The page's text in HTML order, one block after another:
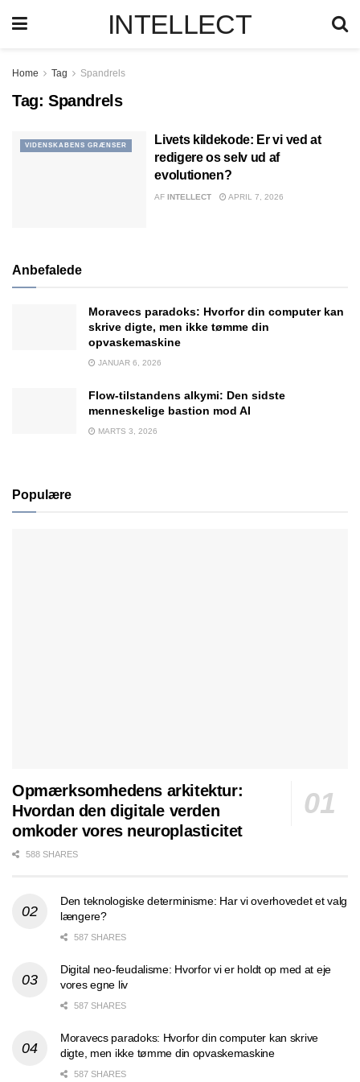
INTELLECT
Home Tag Spandrels
Tag: Spandrels
VIDENSKABENS GRÆNSER
Livets kildekode: Er vi ved at
redigere os selv ud af
evolutionen?
AF INTELLECT APRIL 7, 2026
Anbefalede
Moravecs paradoks: Hvorfor din computer kan
skrive digte, men ikke tømme din
opvaskemaskine
JANUAR 6, 2026
Flow-tilstandens alkymi: Den sidste
menneskelige bastion mod AI
MARTS 3, 2026
Populære
Opmærksomhedens arkitektur:
Hvordan den digitale verden
omkoder vores neuroplasticitet
588 SHARES
Den teknologiske determinisme: Har vi overhovedet et valg
længere?
587 SHARES
Digital neo-feudalisme: Hvorfor vi er holdt op med at eje
vores egne liv
587 SHARES
Moravecs paradoks: Hvorfor din computer kan skrive
digte, men ikke tømme din opvaskemaskine
587 SHARES